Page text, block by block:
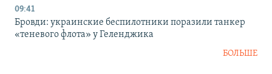
09:41
Бровди: украинские беспилотники поразили танкер
«теневого флота» у Геленджика
БОЛЬШЕ